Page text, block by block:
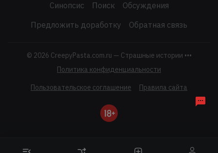
Синопсис
Поиск
Обсуждения
Предложить доработку
Обратная связь
© 2026 CreepyPasta.com.ru — Страшные истории •••
Политика конфиденциальности
Пользовательское соглашение Правила сайта